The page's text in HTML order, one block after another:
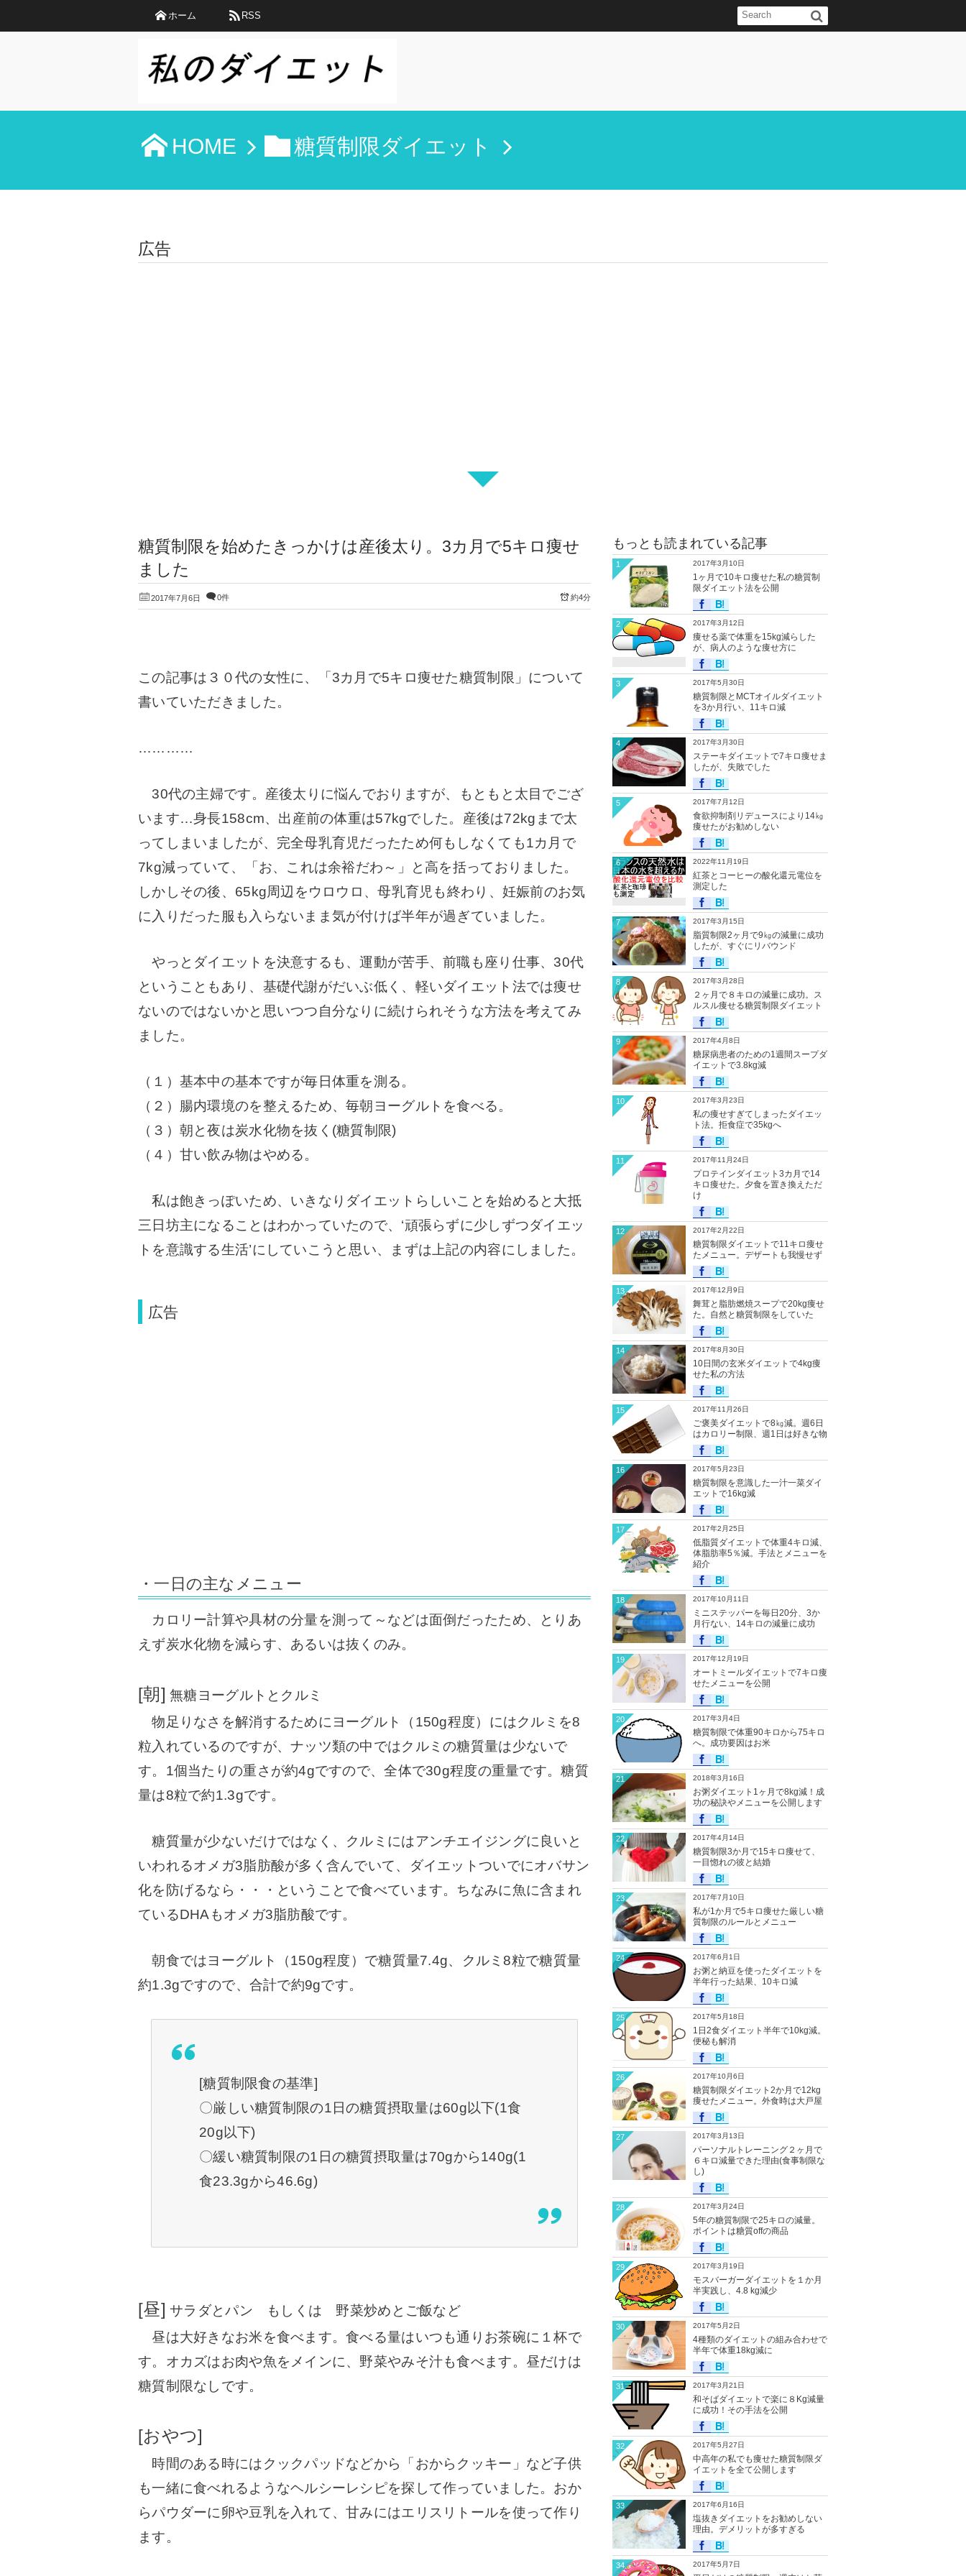
ホーム RSS
HOME 糖質制限ダイエット
広告
糖質制限を始めたきっかけは産後太り。3カ月で5キロ痩せ
ました
2017年7月6日 0件 約4分
この記事は３０代の女性に、「3カ月で5キロ痩せた糖質制限」について
書いていただきました。
…………
30代の主婦です。産後太りに悩んでおりますが、もともと太目でござ
います…身長158cm、出産前の体重は57kgでした。産後は72kgまで太
ってしまいましたが、完全母乳育児だったため何もしなくても1カ月で
7kg減っていて、「お、これは余裕だわ～」と高を括っておりました。
しかしその後、65kg周辺をウロウロ、母乳育児も終わり、妊娠前のお気
に入りだった服も入らないまま気が付けば半年が過ぎていました。
やっとダイエットを決意するも、運動が苦手、前職も座り仕事、30代
ということもあり、基礎代謝がだいぶ低く、軽いダイエット法では痩せ
ないのではないかと思いつつ自分なりに続けられそうな方法を考えてみ
ました。
（１）基本中の基本ですが毎日体重を測る。
（２）腸内環境のを整えるため、毎朝ヨーグルトを食べる。
（３）朝と夜は炭水化物を抜く(糖質制限)
（４）甘い飲み物はやめる。
私は飽きっぽいため、いきなりダイエットらしいことを始めると大抵
三日坊主になることはわかっていたので、‘頑張らずに少しずつダイエッ
トを意識する生活’にしていこうと思い、まずは上記の内容にしました。
広告
・一日の主なメニュー
カロリー計算や具材の分量を測って～などは面倒だったため、とりあ
えず炭水化物を減らす、あるいは抜くのみ。
[朝] 無糖ヨーグルトとクルミ
物足りなさを解消するためにヨーグルト（150g程度）にはクルミを8
粒入れているのですが、ナッツ類の中ではクルミの糖質量は少ないで
す。1個当たりの重さが約4gですので、全体で30g程度の重量です。糖質
量は8粒で約1.3gです。
糖質量が少ないだけではなく、クルミにはアンチエイジングに良いと
いわれるオメガ3脂肪酸が多く含んでいて、ダイエットついでにオバサン
化を防げるなら・・・ということで食べています。ちなみに魚に含まれ
ているDHAもオメガ3脂肪酸です。
朝食ではヨーグルト（150g程度）で糖質量7.4g、クルミ8粒で糖質量
約1.3gですので、合計で約9gです。
[糖質制限食の基準]
〇厳しい糖質制限の1日の糖質摂取量は60g以下(1食
20g以下)
〇緩い糖質制限の1日の糖質摂取量は70gから140g(1
食23.3gから46.6g)
[昼] サラダとパン もしくは 野菜炒めとご飯など
昼は大好きなお米を食べます。食べる量はいつも通りお茶碗に１杯で
す。オカズはお肉や魚をメインに、野菜やみそ汁も食べます。昼だけは
糖質制限なしです。
[おやつ]
時間のある時にはクックパッドなどから「おからクッキー」など子供
も一緒に食べれるようなヘルシーレシピを探して作っていました。おか
らパウダーに卵や豆乳を入れて、甘みにはエリスリトールを使って作り
ます。
もっとも読まれている記事
2017年3月10日
1ヶ月で10キロ痩せた私の糖質制
限ダイエット法を公開
1
2017年3月12日
痩せる薬で体重を15kg減らした
が、病人のような痩せ方に
2
2017年5月30日
糖質制限とMCTオイルダイエット
を3か月行い、11キロ減
3
2017年3月30日
ステーキダイエットで7キロ痩せま
したが、失敗でした
4
2017年7月12日
食欲抑制剤リデュースにより14㎏
痩せたがお勧めしない
5
2022年11月19日
紅茶とコーヒーの酸化還元電位を
測定した
6
2017年3月15日
脂質制限2ヶ月で9㎏の減量に成功
したが、すぐにリバウンド
7
2017年3月28日
２ヶ月で８キロの減量に成功。ス
ルスル痩せる糖質制限ダイエット
8
2017年4月8日
糖尿病患者のための1週間スープダ
イエットで3.8kg減
9
2017年3月23日
私の痩せすぎてしまったダイエッ
ト法。拒食症で35kgへ
10
2017年11月24日
プロテインダイエット3カ月で14
キロ痩せた。夕食を置き換えただ
け
11
2017年2月22日
糖質制限ダイエットで11キロ痩せ
たメニュー。デザートも我慢せず
12
2017年12月9日
舞茸と脂肪燃焼スープで20kg痩せ
た。自然と糖質制限をしていた
13
2017年8月30日
10日間の玄米ダイエットで4kg痩
せた私の方法
14
2017年11月26日
ご褒美ダイエットで8㎏減。週6日
はカロリー制限、週1日は好きな物
15
2017年5月23日
糖質制限を意識した一汁一菜ダイ
エットで16kg減
16
2017年2月25日
低脂質ダイエットで体重4キロ減、
体脂肪率5％減。手法とメニューを
紹介
17
2017年10月11日
ミニステッパーを毎日20分、3か
月行ない、14キロの減量に成功
18
2017年12月19日
オートミールダイエットで7キロ痩
せたメニューを公開
19
2017年3月4日
糖質制限で体重90キロから75キロ
へ。成功要因はお米
20
2018年3月16日
お粥ダイエット1ヶ月で8kg減！成
功の秘訣やメニューを公開します
21
2017年4月14日
糖質制限3か月で15キロ痩せて、
一目惚れの彼と結婚
22
2017年7月10日
私が1か月で5キロ痩せた厳しい糖
質制限のルールとメニュー
23
2017年6月1日
お粥と納豆を使ったダイエットを
半年行った結果、10キロ減
24
2017年5月18日
1日2食ダイエット半年で10kg減。
便秘も解消
25
2017年10月6日
糖質制限ダイエット2か月で12kg
痩せたメニュー。外食時は大戸屋
26
2017年3月13日
パーソナルトレーニング２ヶ月で
６キロ減量できた理由(食事制限な
し)
27
2017年3月24日
5年の糖質制限で25キロの減量。
ポイントは糖質offの商品
28
2017年3月19日
モスバーガーダイエットを１か月
半実践し、4.8 kg減少
29
2017年5月2日
4種類のダイエットの組み合わせで
半年で体重18kg減に
30
2017年3月21日
和そばダイエットで楽に８Kg減量
に成功！その手法を公開
31
2017年5月27日
中高年の私でも痩せた糖質制限ダ
イエットを全て公開します
32
2017年6月16日
塩抜きダイエットをお勧めしない
理由。デメリットが多すぎる
33
2017年5月7日
34